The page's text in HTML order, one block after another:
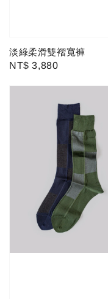
淡綠柔滑雙褶寬褲
Regular
NT$ 3,880